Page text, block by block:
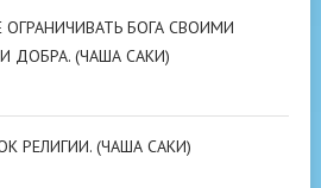
БОГА СВОИМИ
ДОБРА. (ЧАША САКИ)
РЕЛИГИИ. (ЧАША САКИ)